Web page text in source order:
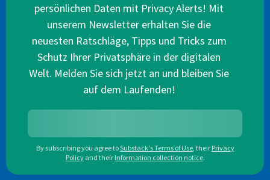
persönlichen Daten mit Privacy Alerts! Mit
unserem Newsletter erhalten Sie die
neuesten Ratschläge, Tipps und Tricks zum
Schutz Ihrer Privatsphäre in der digitalen
Welt. Melden Sie sich jetzt an und bleiben Sie
auf dem Laufenden!
By subscribing you agree toSubstack's Terms of Use, their Privacy
Policy and their Information collection notice.